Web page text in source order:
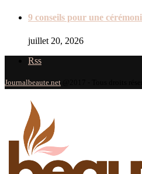
9 conseils pour une
juillet 20, 2026
Rss
Journalbeaute.net